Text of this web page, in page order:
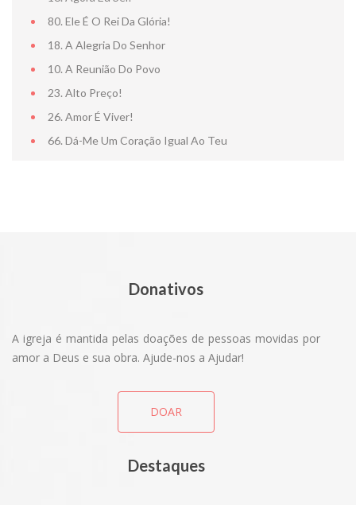
80. Ele É O Rei Da Glória!
18. A Alegria Do Senhor
10. A Reunião Do Povo
23. Alto Preço!
26. Amor É Viver!
66. Dá-Me Um Coração Igual Ao Teu
Donativos
A igreja é mantida pelas doações de pessoas movidas por
amor a Deus e sua obra. Ajude-nos a Ajudar!
DOAR
Destaques